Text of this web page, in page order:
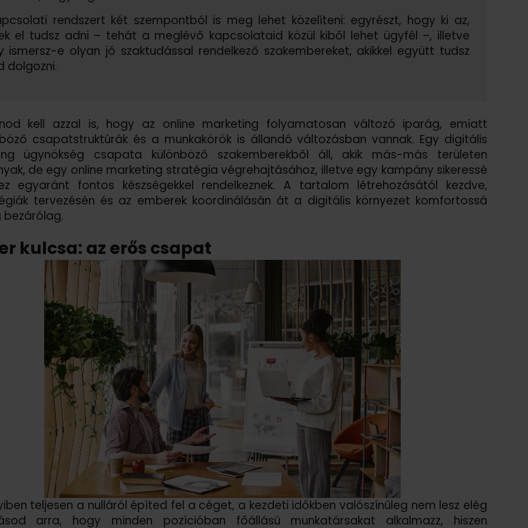
rendszert két szempontból is meg lehet közelíteni: egyrészt, hogy ki az,
el tudsz adni – tehát a meglévő kapcsolataid közül kiből lehet ügyfél –, illetve
ismersz-e olyan jó szaktudással rendelkező szakembereket, akikkel együtt tudsz
dolgozni.
kell azzal is, hogy az online marketing folyamatosan változó iparág, emiatt
csapatstruktúrák és a munkakörök is állandó változásban vannak. Egy digitális
ügynökség csapata különböző szakemberekből áll, akik más-más területen
de egy online marketing stratégia végrehajtásához, illetve egy kampány sikeressé
egyaránt fontos készségekkel rendelkeznek. A tartalom létrehozásától kezdve,
tervezésén és az emberek koordinálásán át a digitális környezet komfortossá
kulcsa: az erős csapat
teljesen a nulláról építed fel a céget, a kezdeti időkben valószínűleg nem lesz elég
arra, hogy minden pozícióban főállású munkatársakat alkalmazz, hiszen